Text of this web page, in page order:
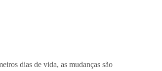
dias de vida, as mudanças são